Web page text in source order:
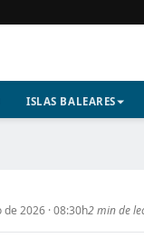
ISLAS BALEARES
2026 · 08:30h2 min de